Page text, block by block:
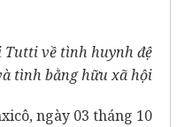
Tutti về tình huynh đệ
tình bằng hữu xã hội
ngày 03 tháng 10